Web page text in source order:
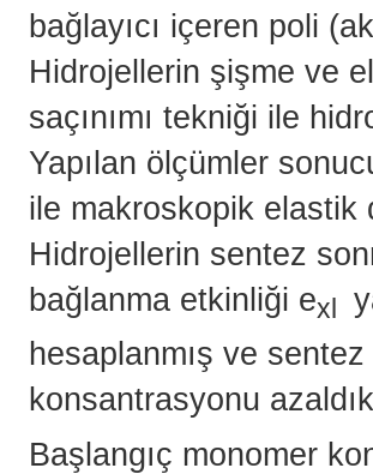
bağlayıcı içeren poli
Hidrojellerin şişme ve
saçınımı tekniği ile
Yapılan ölçümler
ile makroskopik elastik
Hidrojellerin sentez
bağlanma etkinliği exl
hesaplanmış ve
konsantrasyonu
Başlangıç monomer